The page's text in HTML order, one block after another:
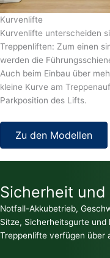
Kurvenlifte
Kurvenlifte unterscheiden
Treppenliften: Zum einen
werden die
Auch beim Einbau über
kleine Kurve am
Parkposition des Lifts.
Zu den Modellen
Sicherheit
Notfall-Akkubetrieb,
Sitze, Sicherheitsgurte
Treppenlifte verfügen über